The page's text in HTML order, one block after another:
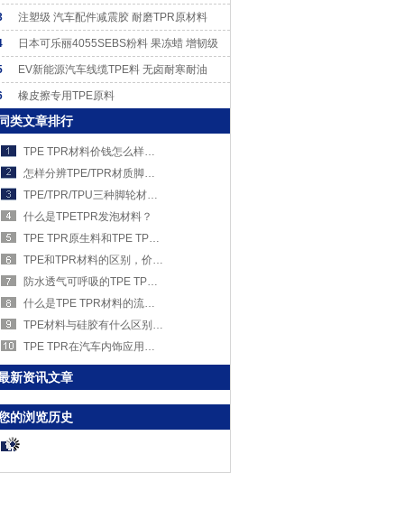
注塑级 汽车配件减震胶 耐磨TPR原材料
日本可乐丽4055SEBS粉料 果冻蜡 增韧级
EV新能源汽车线缆TPE料 无卤耐寒耐油
橡皮擦专用TPE原料
类文章排行
TPE TPR材料价钱怎么样，多少钱一KG?
怎样分辨TPE/TPR材质脚轮和天然橡胶脚轮？
TPE/TPR/TPU三种脚轮材料分不清？
什么是TPETPR发泡材料？
TPE TPR原生料和TPE TPR再生料有什么区别？
TPE和TPR材料的区别，价格怎么样？
防水透气可呼吸的TPE TPR膜
什么是TPE TPR材料的流动性？会影响成本吗？
TPE材料与硅胶有什么区别？选哪种好？
TPE TPR在汽车内饰应用上的优势有哪些？
新资讯文章
的浏览历史